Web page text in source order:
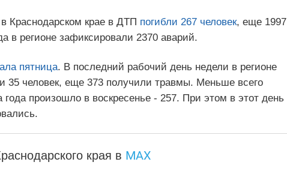
Краснодарском крае в ДТП погибли 267 человек, еще 1997
в регионе зафиксировали 2370 аварий.
пятница. В последний рабочий день недели в регионе
35 человек, еще 373 получили травмы. Меньше всего
произошло в воскресенье - 257. При этом в этот день
края в MAX